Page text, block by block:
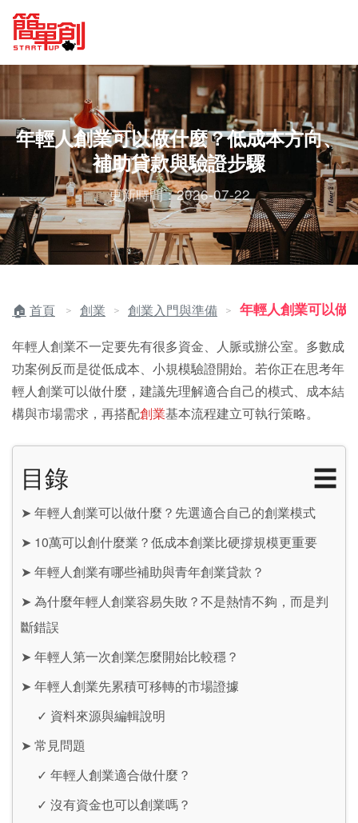
年輕人創業可以做什麼？低成本方向、
補助貸款與驗證步驟
更新時間：2026-07-22
首頁 ＞ 創業 ＞ 創業入門與準備 ＞ 年輕人創業可以做
年輕人創業不一定要先有很多資金、人脈或辦公室。多數成
功案例反而是從低成本、小規模驗證開始。若你正在思考年
輕人創業可以做什麼，建議先理解適合自己的模式、成本結
構與市場需求，再搭配創業基本流程建立可執行策略。
目錄 ☰
➤ 年輕人創業可以做什麼？先選適合自己的創業模式
➤ 10萬可以創什麼業？低成本創業比硬撐規模更重要
➤ 年輕人創業有哪些補助與青年創業貸款？
➤ 為什麼年輕人創業容易失敗？不是熱情不夠，而是判
斷錯誤
➤ 年輕人第一次創業怎麼開始比較穩？
➤ 年輕人創業先累積可移轉的市場證據
✓ 資料來源與編輯說明
➤ 常見問題
✓ 年輕人創業適合做什麼？
✓ 沒有資金也可以創業嗎？